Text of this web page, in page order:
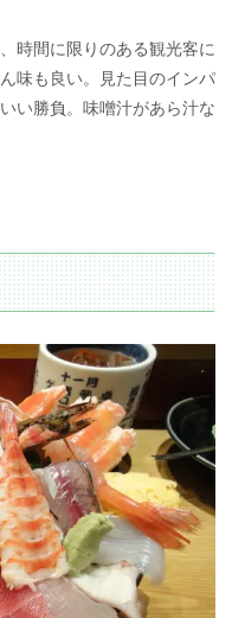
時間に限りのある観光客に
味も良い。見た目のインパ
い勝負。味噌汁があら汁な